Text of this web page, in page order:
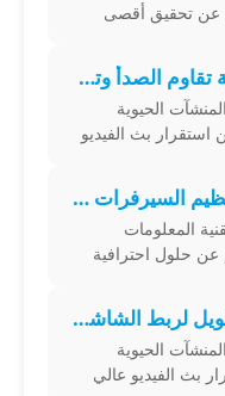
عن تحقيق أقصى
الرقمية
وصلات اتش دي ذهبية تقاوم الصدأ وتضمن جودة بث لا تضاهى
الحيوية
استقرار بث الفيديو
الرقمي
كبينه شبكات متينة لتنظيم السيرفرات والأسلاك وحمايتها تماماً
المعلومات
حلول احترافية
ترتيب الكابلات
سلك hdmi أصلي طويل لربط الشاشات والكمبيوترات بكفاءة عالية
الحيوية
بث الفيديو عالي